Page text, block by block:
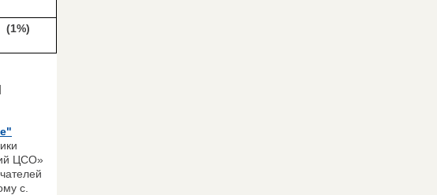
(1%)
ЦСО»
с.